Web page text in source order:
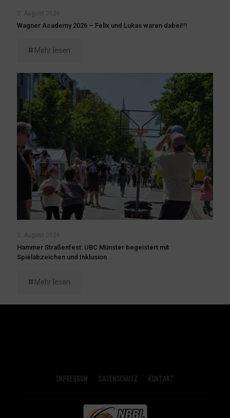
2. August 2026
Wagner Academy 2026 – Felix und Lukas waren dabei!!!
Mehr lesen
2. August 2026
Hammer Straßenfest: UBC Münster begeistert mit
Spielabzeichen und Inklusion
Mehr lesen
Impressum Datenschutz Kontakt